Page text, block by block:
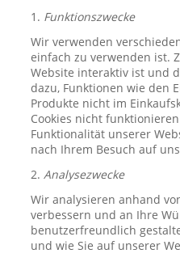
1. Funktionszwecke
Wir verwenden
einfach zu verwenden ist.
Website interaktiv ist und
dazu, Funktionen wie den
Produkte nicht im
Cookies nicht
Funktionalität unserer
nach Ihrem Besuch auf
2. Analysezwecke
Wir analysieren anhand
verbessern und an Ihre
benutzerfreundlich
und wie Sie auf unserer